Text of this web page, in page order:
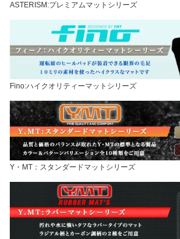
ASTERISM:プレミアムマットシリーズ
Fino:ハイクオリティーマットシリーズ
Y・MT：スタンダードマットシリーズ